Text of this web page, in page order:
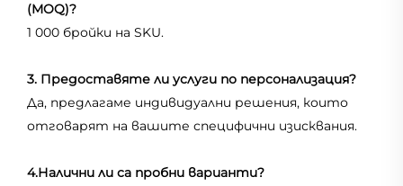
(MOQ)?
1 000 бройки на SKU.
3. Предоставяте ли услуги по персонализация?
Да, предлагаме индивидуални решения, които
отговарят на вашите специфични изисквания.
4.Налични ли са пробни варианти?